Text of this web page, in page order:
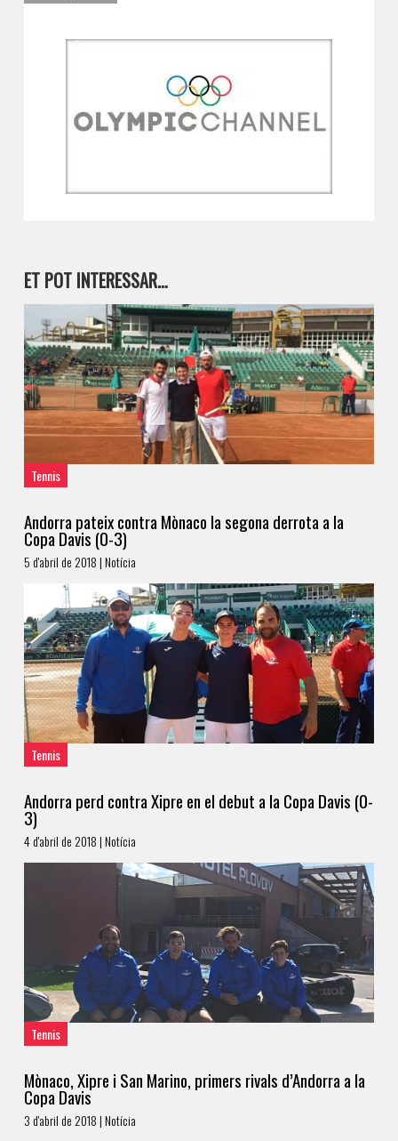
ET POT INTERESSAR…
Tennis
Andorra pateix contra Mònaco la segona derrota a la
Copa Davis (0-3)
5 d'abril de 2018 | Notícia
Tennis
Andorra perd contra Xipre en el debut a la Copa Davis (0-
3)
4 d'abril de 2018 | Notícia
Tennis
Mònaco, Xipre i San Marino, primers rivals d’Andorra a la
Copa Davis
3 d'abril de 2018 | Notícia